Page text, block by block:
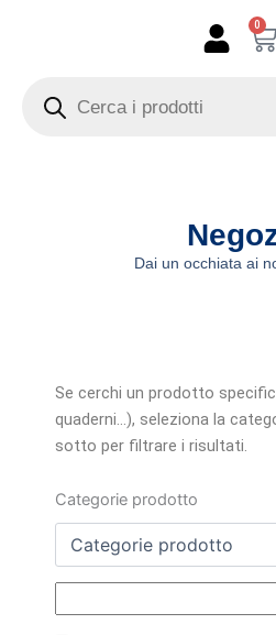
0
search
Dai un occhiata ai
Se cerchi un prodotto
quaderni…), seleziona la
sotto per filtrare i risultati.
Categorie prodotto